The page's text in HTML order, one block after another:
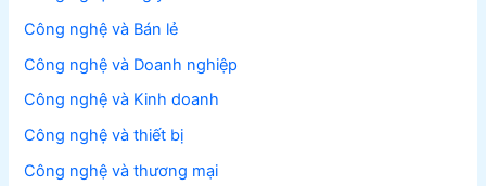
Công nghệ và Bán lẻ
Công nghệ và Doanh nghiệp
Công nghệ và Kinh doanh
Công nghệ và thiết bị
Công nghệ và thương mại